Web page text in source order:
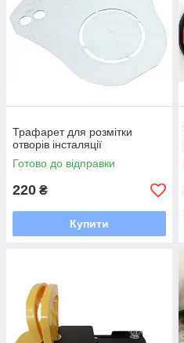
Трафарет для розмітки
отворів інсталяції
Готово до відправки
220 ₴
Купити